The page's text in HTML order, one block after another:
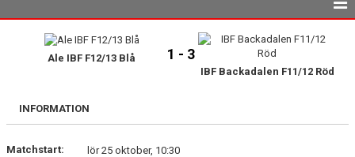
SPELARE/LEDARE
Ale IBF F12/13 Blå 1 - 3
IBF Backadalen F11/12 Röd
INFORMATION
Matchstart:
lör 25 oktober, 10:30